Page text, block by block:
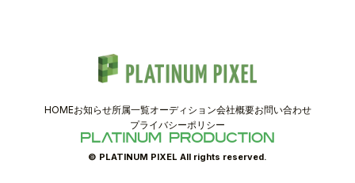
COMPANY
PIXEL SHOP
CONTACT
HOMEお知らせ所属一覧オーディション会社概要お問い合わせ
プライバシーポリシー
© PLATINUM PIXEL All rights reserved.